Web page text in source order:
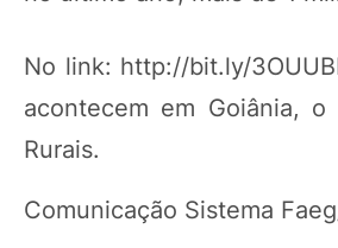
No link: http://bit.ly/
acontecem em Goiânia,
Rurais.
Comunicação Sistema